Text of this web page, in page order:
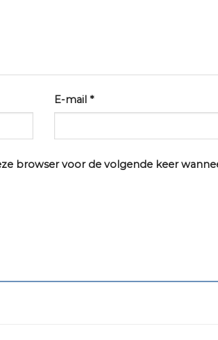
E-mail*
browser voor de volgende keer